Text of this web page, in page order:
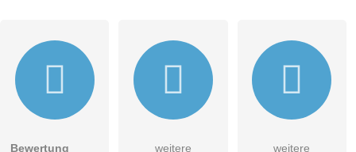
Bewertung
weitere
weitere